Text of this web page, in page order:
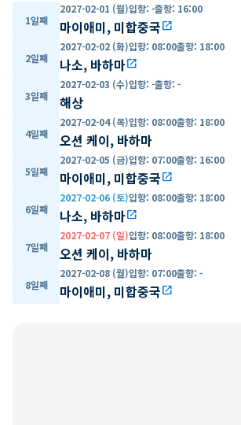
1일째
2027-02-01 (월)입항: -출항: 16:00
마이애미, 미합중국open_in_new
2일째
2027-02-02 (화)입항: 08:00출항: 18:00
나소, 바하마open_in_new
3일째
2027-02-03 (수)입항: -출항: -
해상
4일째
2027-02-04 (목)입항: 08:00출항: 18:00
오션 케이, 바하마
5일째
2027-02-05 (금)입항: 07:00출항: 16:00
마이애미, 미합중국open_in_new
6일째
2027-02-06 (토)입항: 08:00출항: 18:00
나소, 바하마open_in_new
7일째
2027-02-07 (일)입항: 08:00출항: 18:00
오션 케이, 바하마
8일째
2027-02-08 (월)입항: 07:00출항: -
마이애미, 미합중국open_in_new